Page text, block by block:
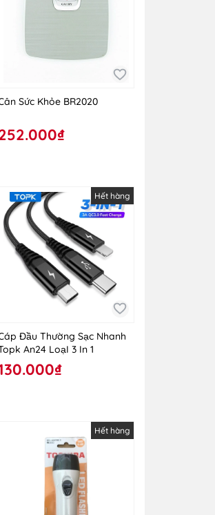
Sức Khỏe BR2020
Hết hàng
Đầu Thường Sạc Nhanh
An24 LoạI 3 In 1
Hết hàng